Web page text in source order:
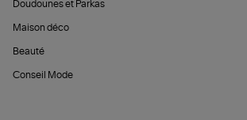
Doudounes et Parkas
Maison déco
Beauté
Conseil Mode